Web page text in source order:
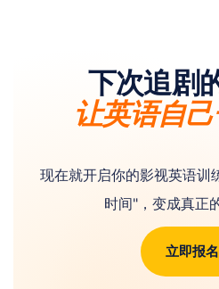
下次追剧
让英语自己
现在就开启你的影视英语训
时间"，变成真正
立即报名